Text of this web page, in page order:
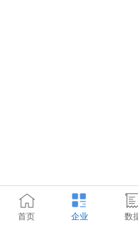
首页 企业 数